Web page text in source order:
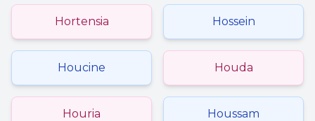
Hortensia Hossein
Houcine Houda
Houria Houssam